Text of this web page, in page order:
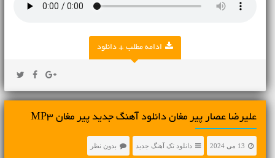
ادامه مطلب + دانلود
علیرضا عصار پیر مغان دانلود آهنگ جدید پیر مغان MP3
13 می 2024 دانلود تک آهنگ جدید بدون نظر